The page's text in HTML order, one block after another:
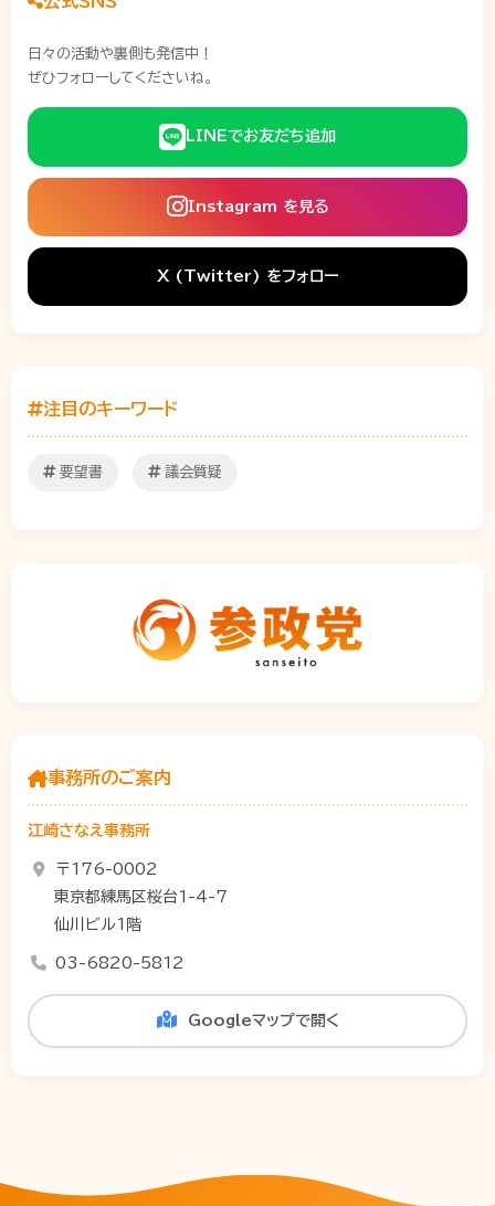
日々の活動や裏側も発信中！
ぜひフォローしてくださいね。
LINEでお友だち追加
Instagram を見る
X (Twitter) をフォロー
注目のキーワード
要望書 議会質疑
事務所のご案内
江崎さなえ事務所
〒176-0002
東京都練馬区桜台1-4-7
仙川ビル1階
03-6820-5812
Googleマップで開く